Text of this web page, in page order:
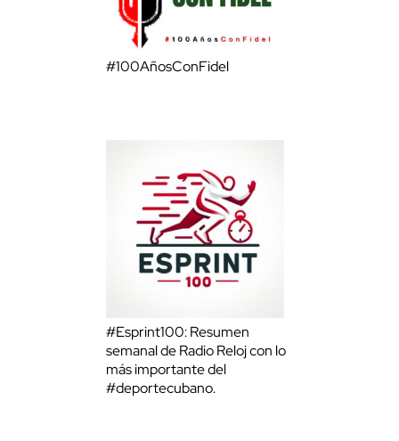
#100AñosConFidel
#Esprint100: Resumen
semanal de Radio Reloj con lo
más importante del
#deportecubano.